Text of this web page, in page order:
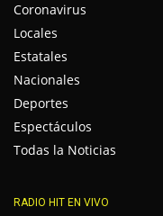
Coronavirus
Locales
Estatales
Nacionales
Deportes
Espectáculos
Todas la Noticias
RADIO HIT EN VIVO